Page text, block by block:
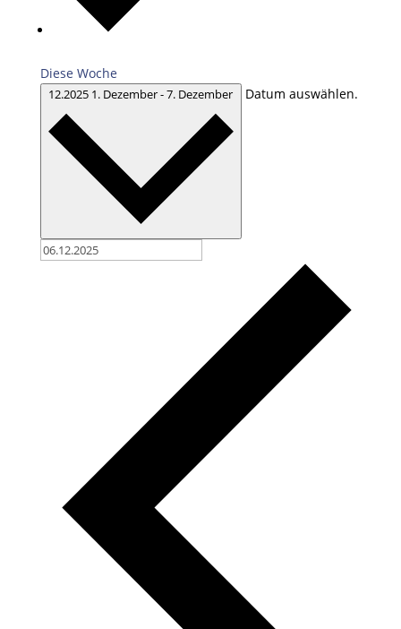
Diese Woche
12.2025 1. Dezember-7. Dezember Datum auswählen.